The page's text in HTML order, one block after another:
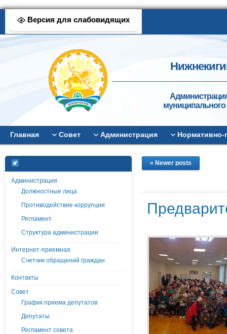
Версия для слабовидящих
муниципального
Главная Совет Администрация
Администрация
Должностные лица
Противодействие коррупции
Регламент
Структура администрации
Интернет-приемная
Счетчик обращений граждан
Контакты
Совет
График приема депутатов
Депутаты
Регламент совета
» Newer posts